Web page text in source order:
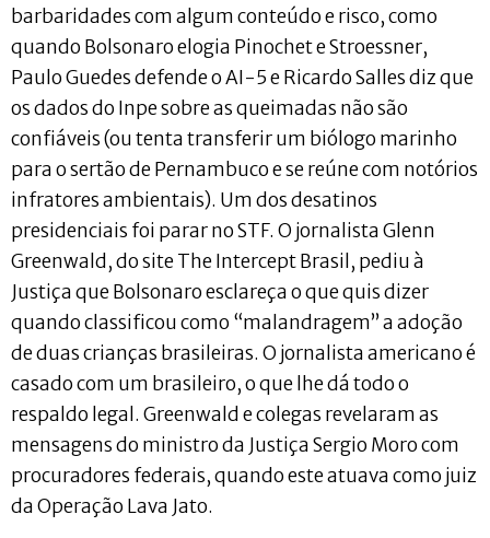
barbaridades com algum conteúdo e risco, como
quando Bolsonaro elogia Pinochet e Stroessner,
Paulo Guedes defende o AI-5 e Ricardo Salles diz que
os dados do Inpe sobre as queimadas não são
confiáveis (ou tenta transferir um biólogo marinho
para o sertão de Pernambuco e se reúne com notórios
infratores ambientais). Um dos desatinos
presidenciais foi parar no STF. O jornalista Glenn
Greenwald, do site The Intercept Brasil, pediu à
Justiça que Bolsonaro esclareça o que quis dizer
quando classificou como “malandragem” a adoção
de duas crianças brasileiras. O jornalista americano é
casado com um brasileiro, o que lhe dá todo o
respaldo legal. Greenwald e colegas revelaram as
mensagens do ministro da Justiça Sergio Moro com
procuradores federais, quando este atuava como juiz
da Operação Lava Jato.